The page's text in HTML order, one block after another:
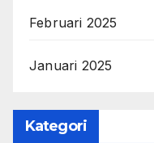
Februari 2025
Januari 2025
Kategori